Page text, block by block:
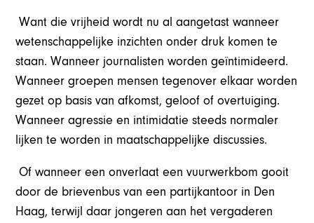
Want die vrijheid wordt nu al aangetast wanneer
wetenschappelijke inzichten onder druk komen te
staan. Wanneer journalisten worden geïntimideerd.
Wanneer groepen mensen tegenover elkaar worden
gezet op basis van afkomst, geloof of overtuiging.
Wanneer agressie en intimidatie steeds normaler
lijken te worden in maatschappelijke discussies.
Of wanneer een onverlaat een vuurwerkbom gooit
door de brievenbus van een partijkantoor in Den
Haag, terwijl daar jongeren aan het vergaderen